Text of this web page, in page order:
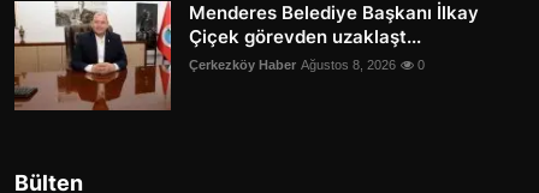
Menderes Belediye Başkanı İlkay
Çiçek görevden uzaklaşt...
Çerkezköy Haber Ağustos 8, 2026 0
Bülten